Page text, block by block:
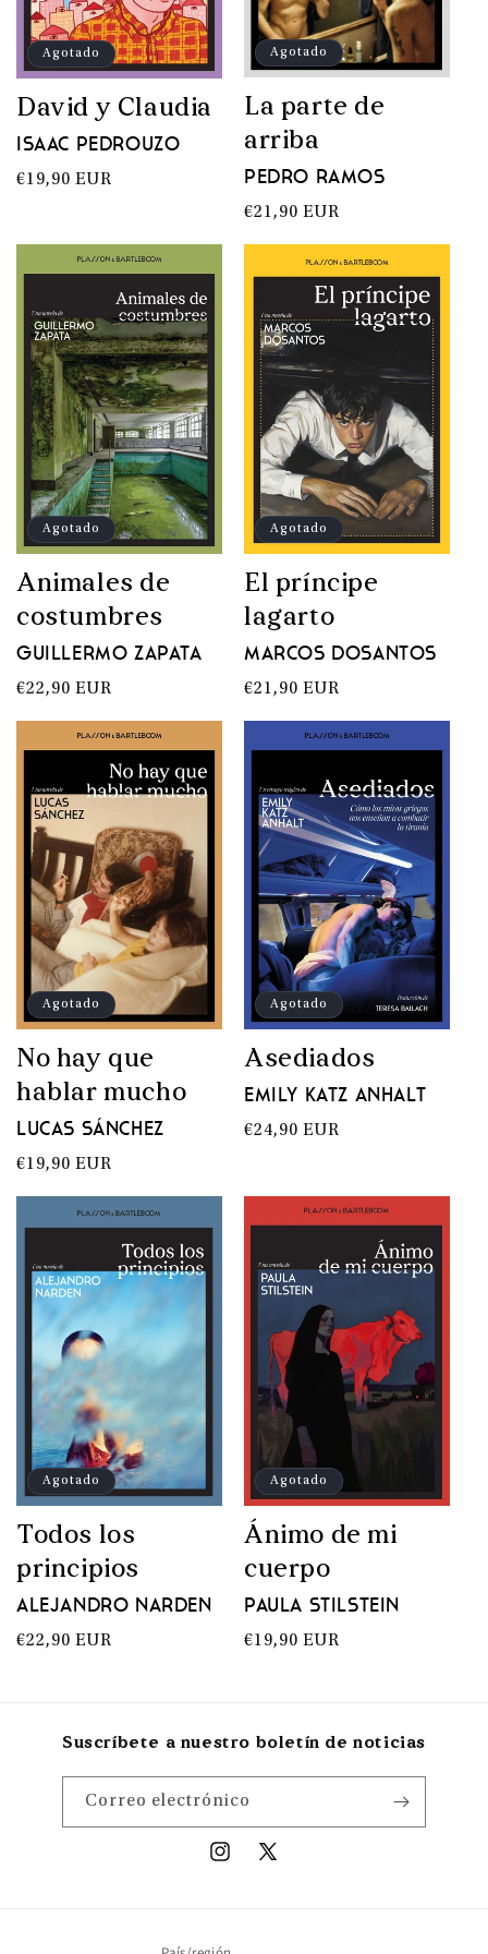
Agotado
David y Claudia
Isaac Pedrouzo
Precio
€19,90 EUR
Agotado
La parte de
arriba
Pedro Ramos
Precio
€21,90 EUR
Agotado
Animales de
costumbres
Guillermo Zapata
Precio
€22,90 EUR
Agotado
El príncipe
lagarto
Marcos Dosantos
Precio
€21,90 EUR
Agotado
No hay que
hablar mucho
Lucas Sánchez
Precio
€19,90 EUR
Agotado
Asediados
Emily Katz Anhalt
Precio
€24,90 EUR
Agotado
Todos los
principios
Alejandro Narden
Precio
€22,90 EUR
Agotado
Ánimo de mi
cuerpo
Paula Stilstein
Precio
€19,90 EUR
Suscríbete a nuestro boletín de noticias
Correo electrónico
Instagram
X